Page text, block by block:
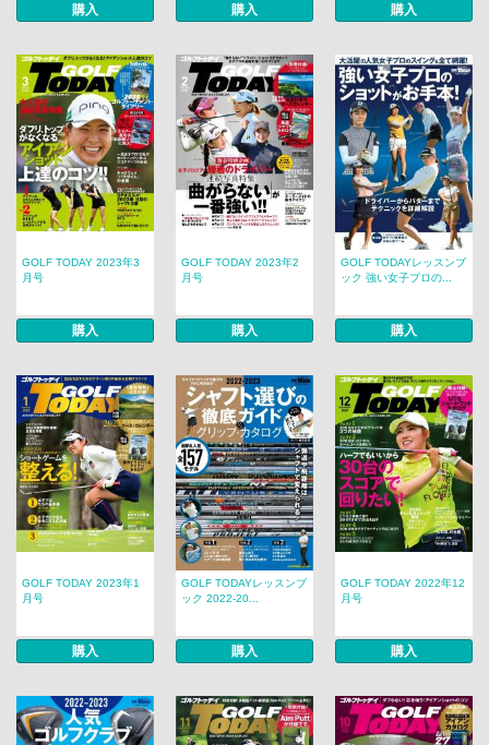
購入 購入 購入
GOLF TODAY 2023年3
月号
購入
GOLF TODAY 2023年2
月号
購入
GOLF TODAYレッスンブ
ック 強い女子プロの...
購入
GOLF TODAY 2023年1
月号
購入
GOLF TODAYレッスンブ
ック 2022-20...
購入
GOLF TODAY 2022年12
月号
購入